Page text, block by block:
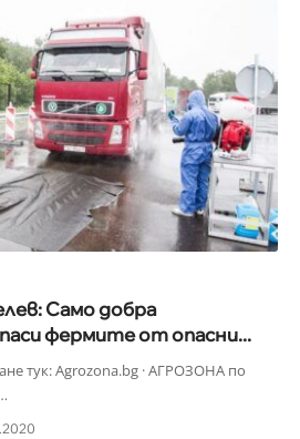
Само добра
фермите от опасни...
тук: Agrozona.bg · АГРОЗОНА по